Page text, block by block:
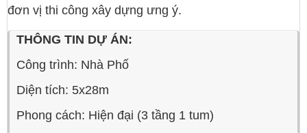
đơn vị thi công xây dựng ưng ý.
THÔNG TIN DỰ ÁN:
Công trình: Nhà Phố
Diện tích: 5x28m
Phong cách: Hiện đại (3 tầng 1 tum)